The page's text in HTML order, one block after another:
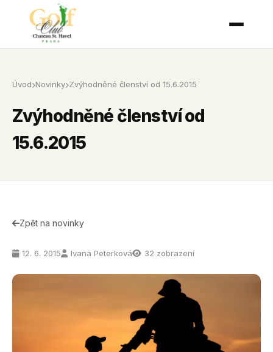
Úvod Novinky Zvýhodněné členství od 15.6.2015
Zvýhodněné členství od
15.6.2015
Zpět na novinky
12. 6. 2015 Ivana Peterková 32 zobrazení